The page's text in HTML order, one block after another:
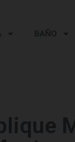
BAÑO